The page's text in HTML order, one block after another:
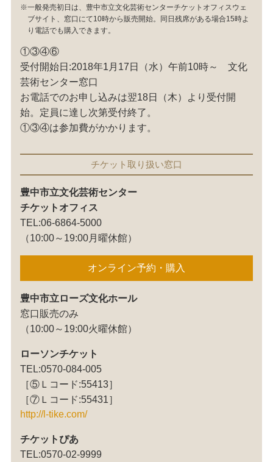
※一般発売初日は、豊中市立文化芸術センターチケットオフィスウェ
ブサイト、窓口にて10時から販売開始。同日残席がある場合15時よ
り電話でも購入できます。
①③④⑥
受付開始日:2018年1月17日（水）午前10時～ 文化
芸術センター窓口
お電話でのお申し込みは翌18日（木）より受付開
始。定員に達し次第受付終了。
①③④は参加費がかかります。
チケット取り扱い窓口
豊中市立文化芸術センター
チケットオフィス
TEL:06-6864-5000
（10:00～19:00月曜休館）
オンライン予約・購入
豊中市立ローズ文化ホール
窓口販売のみ
（10:00～19:00火曜休館）
ローソンチケット
TEL:0570-084-005
［⑤Ｌコード:55413］
［⑦Ｌコード:55431］
http://l-tike.com/
チケットぴあ
TEL:0570-02-9999